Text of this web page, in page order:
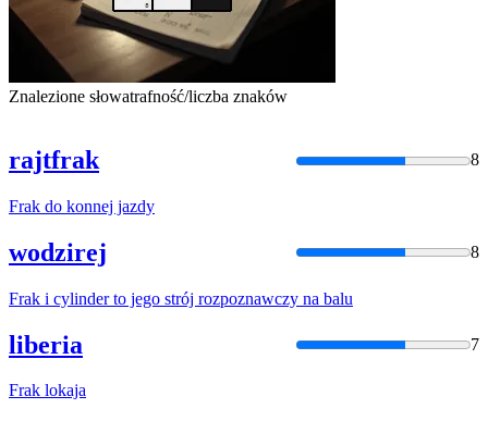
Znalezione słowatrafność/liczba znaków
rajtfrak 8
Frak do konnej jazdy
wodzirej 8
Frak i cylinder to jego strój rozpoznawczy na balu
liberia 7
Frak lokaja